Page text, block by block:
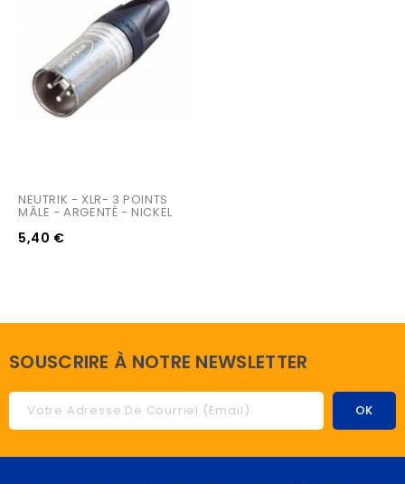
NEUTRIK - XLR- 3 POINTS
MÂLE - ARGENTÉ - NICKEL
5,40 €
SOUSCRIRE À NOTRE NEWSLETTER